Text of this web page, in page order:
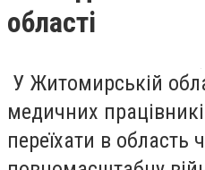
області
У Житомирській
медичних
переїхати в область